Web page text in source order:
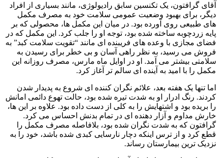
آقای گرافتون، یک تکنسین سابق رادیولوژی، مانند بسیاری از افراد
دیگر، برای بهبود وضعیت عمومی سلامت خود به مصرف مکمل
های طبیعی روی آورده بود. در میان این مکمل ها، محصولی که بر
پایه زردچوبه ساخته شده بود، توجه او را جلب کرد. این مکمل که در
فضای مجازی با وعده های فریبنده ای مانند “تقویت سلامت کبد” به
فروش می رسید، به نظر راهی آسان و بی خطر برای رسیدن به
سلامتی بیشتر می آمد. او در اوایل ماه مارس، مصرف روزانه این
مکمل را با امید به آینده ای سالم تر آغاز کرد.
اما تنها یک هفته بعد، علائم نگران کننده ای شروع به پدیدار شدن
کردند. رنگ ادرار او به شدت تیره شده بود، حالت تهوع دائمی امانش
را بریده بود و اشتهایش را به کلی از دست داده بود. علاوه بر این ها،
خارش مداوم و آزار دهنده ای در تمام بدنش احساس می کرد.
گرافتون که به شدت نگران شده بود، بلافاصله مصرف مکمل را
قطع کرد و از ترس اینکه دچار نارسایی کبدی شده باشد، خود را به
نزدیک ترین بیمارستان رساند.